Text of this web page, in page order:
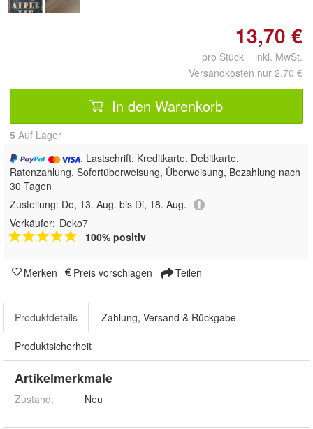
13,70 €
pro Stück inkl. MwSt.
Versandkosten nur 2,70 €
In den Warenkorb
5 Auf Lager
, Lastschrift, Kreditkarte, Debitkarte,
Ratenzahlung, Sofortüberweisung, Überweisung, Bezahlung nach
30 Tagen
Zustellung: Do, 13. Aug. bis Di, 18. Aug.
Verkäufer: Deko7
100% positiv
Merken Preis vorschlagen Teilen
Produktdetails Zahlung, Versand & Rückgabe
Produktsicherheit
Artikelmerkmale
Zustand: Neu